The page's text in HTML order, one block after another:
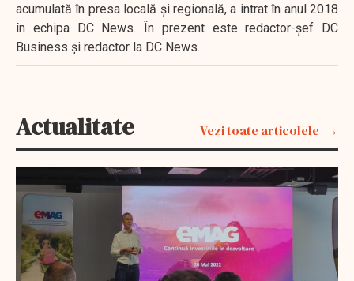
acumulată în presa locală şi regională, a intrat în anul 2018
în echipa DC News. În prezent este redactor-şef DC
Business şi redactor la DC News.
Actualitate Vezi toate articolele